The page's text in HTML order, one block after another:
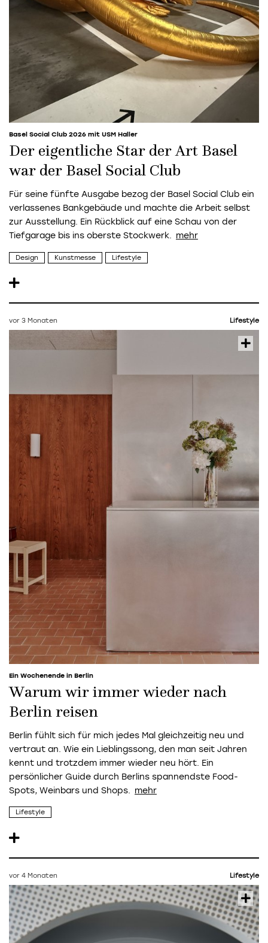
Basel Social Club 2026 mit USM Haller
Der eigentliche Star der Art Basel
war der Basel Social Club
Für seine fünfte Ausgabe bezog der Basel Social Club ein
verlassenes Bankgebäude und machte die Arbeit selbst
zur Ausstellung. Ein Rückblick auf eine Schau von der
Tiefgarage bis ins oberste Stockwerk.
Design Kunstmesse Lifestyle
vor 3 Monaten Lifestyle
Ein Wochenende in Berlin
Warum wir immer wieder nach
Berlin reisen
Berlin fühlt sich für mich jedes Mal gleichzeitig neu und
vertraut an. Wie ein Lieblingssong, den man seit Jahren
kennt und trotzdem immer wieder neu hört. Ein
persönlicher Guide durch Berlins spannendste Food-
Spots, Weinbars und Shops.
Lifestyle
vor 4 Monaten Lifestyle